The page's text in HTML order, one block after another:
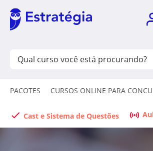
PACOTES CURSOS ONLINE PARA
Cast e Sistema de Questões